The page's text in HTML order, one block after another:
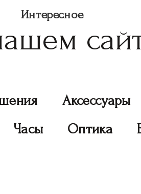
Интересное
Аксессуары
Часы Оптика